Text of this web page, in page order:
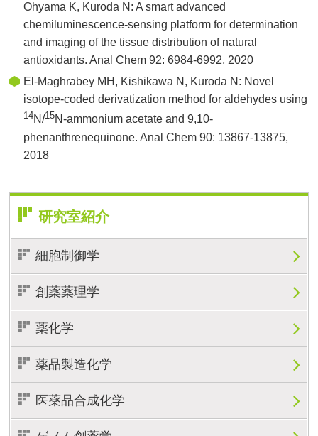
Ohyama K, Kuroda N: A smart advanced
chemiluminescence-sensing platform for determination
and imaging of the tissue distribution of natural
antioxidants. Anal Chem 92: 6984-6992, 2020
El-Maghrabey MH, Kishikawa N, Kuroda N: Novel
isotope-coded derivatization method for aldehydes using
14N/15N-ammonium acetate and 9,10-
phenanthrenequinone. Anal Chem 90: 13867-13875,
2018
研究室紹介
細胞制御学
創薬薬理学
薬化学
薬品製造化学
医薬品合成化学